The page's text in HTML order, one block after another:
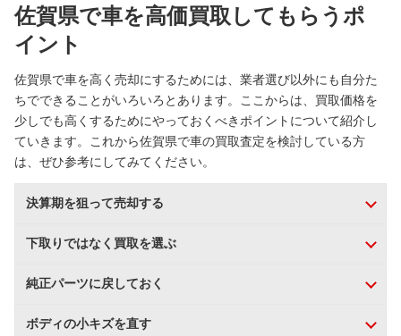
佐賀県で車を高価買取してもらうポ
イント
佐賀県で車を高く売却にするためには、業者選び以外にも自分た
ちでできることがいろいろとあります。ここからは、買取価格を
少しでも高くするためにやっておくべきポイントについて紹介し
ていきます。これから佐賀県で車の買取査定を検討している方
は、ぜひ参考にしてみてください。
決算期を狙って売却する
下取りではなく買取を選ぶ
純正パーツに戻しておく
ボディの小キズを直す